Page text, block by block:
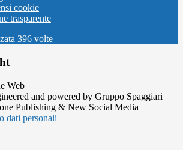
cookie
trasparente
396 volte
and powered by Gruppo Spaggiari
Publishing & New Social Media
dati personali